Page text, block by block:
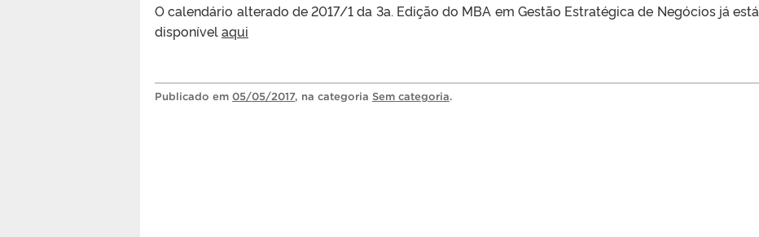
O calendário alterado de 2017/1 da 3a. Edição do MBA em Gestão Estratégica de Negócios já está
disponívelaqui
Publicado em 05/05/2017, na categoria Sem categoria.